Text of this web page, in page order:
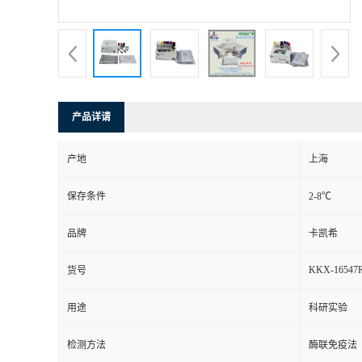
产品详请
产地 上海
保存条件 2-8℃
品牌 卡凯希
货号 KKX-
用途 科研实验
检测方法 酶联免疫法